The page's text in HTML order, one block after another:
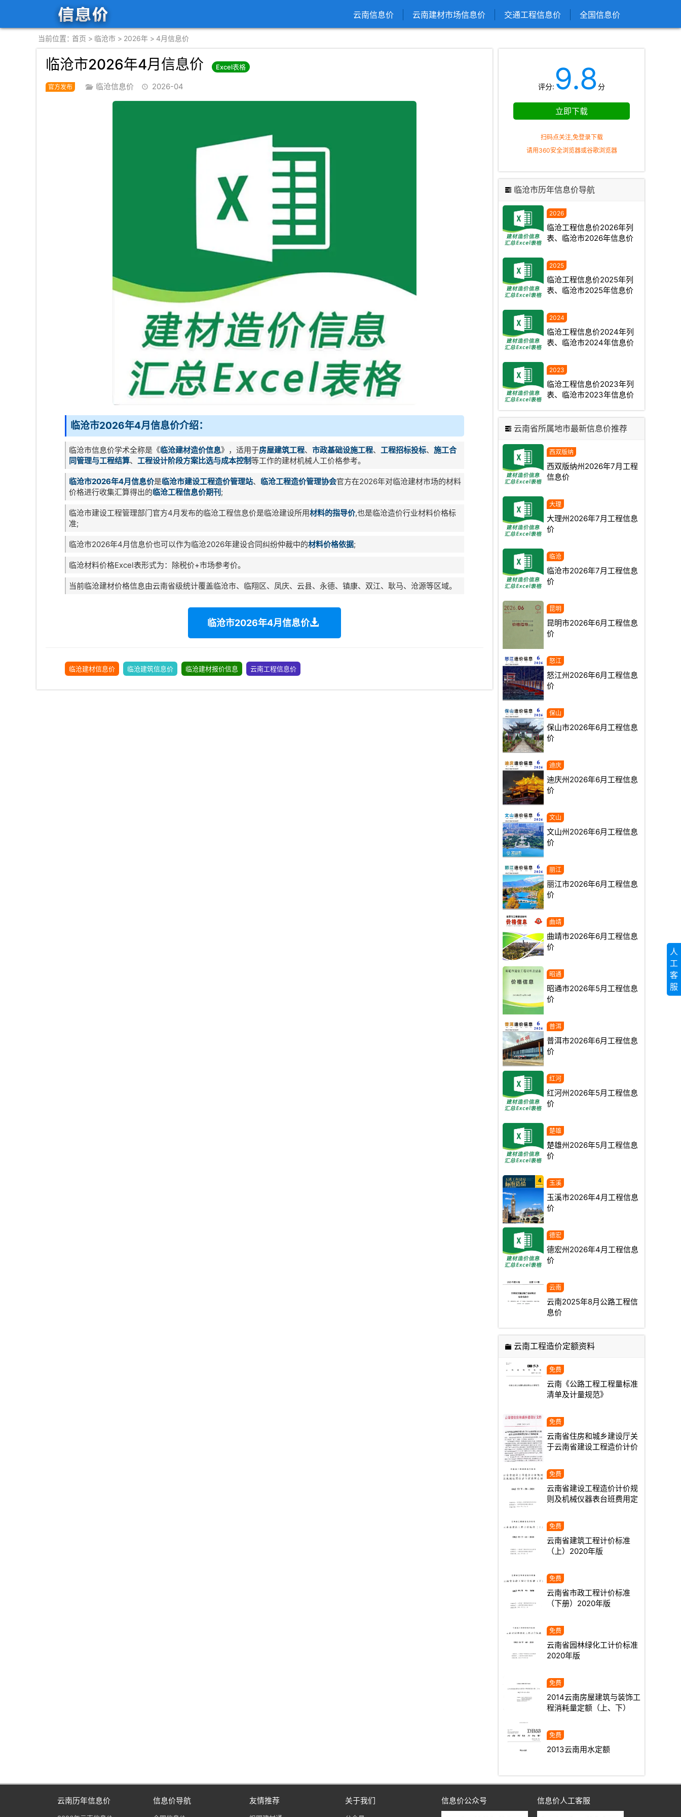
云南信息价 云南建材市场信息价 交通工程信息价 全国信息价
首页 临沧市 2026年 4月信息价
临沧市2026年4月信息价 Excel表格
临沧信息价 2026-04
临沧市2026年4月信息价介绍：
临沧市信息价学术全称是《临沧建材造价信息》，适用于房屋建筑工程、 市政基础设施工程、 工程招标投标、 施工合
同管理与工程结算、 工程设计阶段方案比选与成本控制等工作的建材机械人工价格参考。
临沧市2026年4月信息价是临沧市建设工程造价管理站、 临沧工程造价管理协会官方在2026年对临沧建材市场的材料
价格进行收集汇算得出的临沧工程信息价期刊 ;
临沧市建设工程管理部门官方4月发布的临沧工程信息价是临沧建设所用材料的指导价,也是临沧造价行业材料价格标
准;
临沧市2026年4月信息价也可以作为临沧2026年建设合同纠纷仲裁中的材料价格依据;
临沧材料价格Excel表形式为：除税价+市场参考价。
当前临沧建材价格信息由云南省级统计覆盖临沧市、临翔区、凤庆、云县、永德、镇康、双江、耿马、沧源等区域。
临沧市2026年4月信息价
临沧建材信息价 临沧建筑信息价 临沧建材报价信息 云南工程信息价
评分: 9.8分
立即下载
扫码点关注,免登录下载
请用360安全浏览器或谷歌浏览器
临沧市历年信息价导航
临沧工程信息价2026年列
表、临沧市2026年信息价
临沧工程信息价2025年列
表、临沧市2025年信息价
临沧工程信息价2024年列
表、临沧市2024年信息价
临沧工程信息价2023年列
表、临沧市2023年信息价
云南省所属地市最新信息价推荐
西双版纳州2026年7月工程
信息价
大理州2026年7月工程信息
价
临沧市2026年7月工程信息
价
昆明市2026年6月工程信息
价
怒江州2026年6月工程信息
价
保山市2026年6月工程信息
价
迪庆州2026年6月工程信息
价
文山州2026年6月工程信息
价
丽江市2026年6月工程信息
价
曲靖市2026年6月工程信息
价
昭通市2026年5月工程信息
价
普洱市2026年6月工程信息
价
红河州2026年5月工程信息
价
楚雄州2026年5月工程信息
价
玉溪市2026年4月工程信息
价
德宏州2026年4月工程信息
价
云南2025年8月公路工程信
息价
云南工程造价定额资料
云南《公路工程工程量标准
清单及计量规范》
云南省住房和城乡建设厅关
于云南省建设工程造价计价
云建科(2023)54号
云南省建设工程造价计价规
则及机械仪器表台班费用定
云南省建筑工程计价标准
（上）2020年版
云南省市政工程计价标准
（下册）2020年版
云南省园林绿化工计价标准
2020年版
2014云南房屋建筑与装饰工
程消耗量定额（上、下）
2013云南用水定额
云南历年信息价 信息价导航 友情推荐 关于我们 信息价公众号 信息价人工客服
人
工
客
服